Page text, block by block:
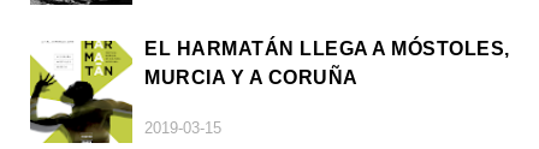
EL HARMATÁN LLEGA A MÓSTOLES,
MURCIA Y A CORUÑA
2019-03-15